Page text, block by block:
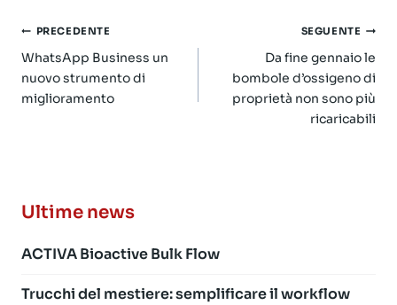
Navigazione
articoli
PRECEDENTE
WhatsApp Business un
nuovo strumento di
miglioramento
SEGUENTE
Da fine gennaio le
bombole d’ossigeno di
proprietà non sono più
ricaricabili
Ultime news
ACTIVA Bioactive Bulk Flow
Trucchi del mestiere: semplificare il workflow